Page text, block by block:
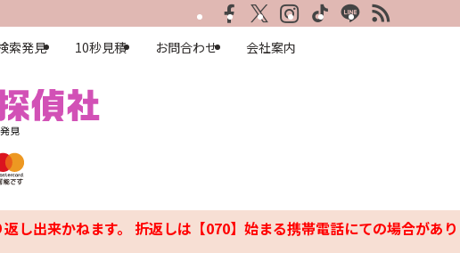
索発見 10秒見積 お問合わせ 会社案内
出来かねます。 折返しは【070】始まる携帯電話にての場合があり